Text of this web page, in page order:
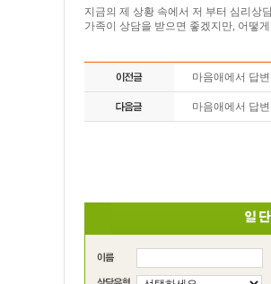
지금의 제 상황 속에서 저 부터 심리상
가족이 상담을 받으면 좋겠지만, 어떻
마음애에서 답
마음애에서 답